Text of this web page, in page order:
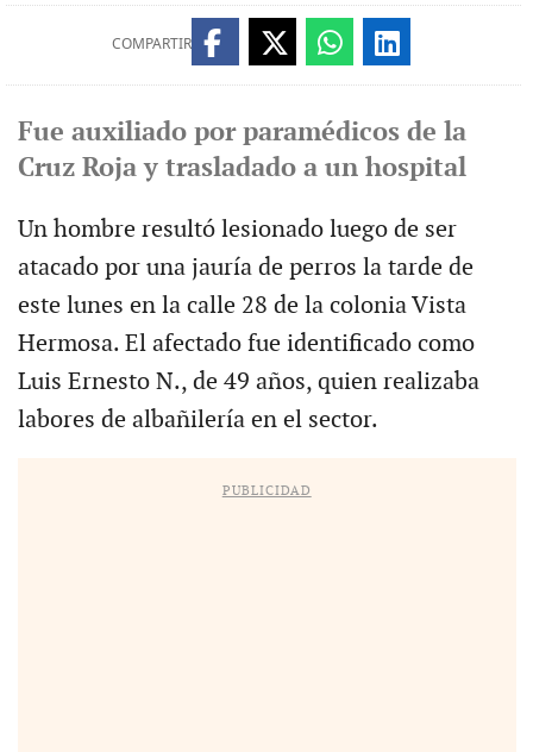
COMPARTIR
Fue auxiliado por paramédicos de la
Cruz Roja y trasladado a un hospital
Un hombre resultó lesionado luego de ser
atacado por una jauría de perros la tarde de
este lunes en la calle 28 de la colonia Vista
Hermosa. El afectado fue identificado como
Luis Ernesto N., de 49 años, quien realizaba
labores de albañilería en el sector.
PUBLICIDAD